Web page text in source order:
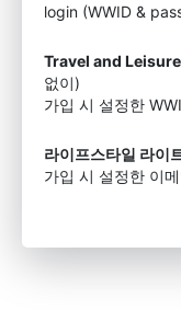
login (WWID &
Travel and
없이)
가입 시 설정한
라이프스타일 라이
가입 시 설정한 이